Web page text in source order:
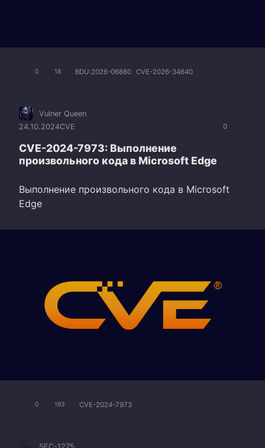
0 18 BDU:2026-06880 CVE-2026-34640
0
Vulner Queen
24.10.2024CVE
CVE-2024-7973: Выполнение
произвольного кода в Microsoft Edge
Выполнение произвольного кода в Microsoft
Edge
0 193 CVE-2024-7973